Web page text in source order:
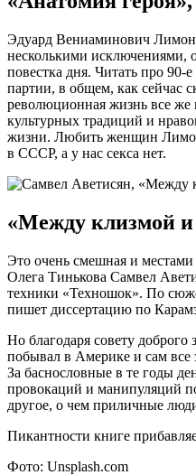
Эдуард Вениаминович
несколькими исключениями,
повестка дня. Читать про
партии, в общем, как сейчас
революционная жизнь все же
культурных традиций и
жизни. Любить женщин
в СССР, а у нас секса нет.
«Между клизмой и
Это очень смешная и местами
Олега Тинькова Самвел
техники «Техношок». По
пишет диссертацию по
Но благодаря совету
побывал в Америке и сам все
За баснословные в те годы
провокаций и манипуляций
другое, о чем приличные
Пикантности книге
Фото: Unsplash.com